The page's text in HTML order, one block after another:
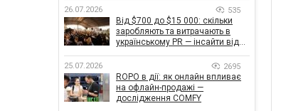
26.07.2026 535
Від $700 до $15 000: скільки
заробляють та витрачають в
українському PR — інсайти від
25.07.2026 2695
ROPO в дії: як онлайн впливає
на офлайн-продажі —
дослідження COMFY